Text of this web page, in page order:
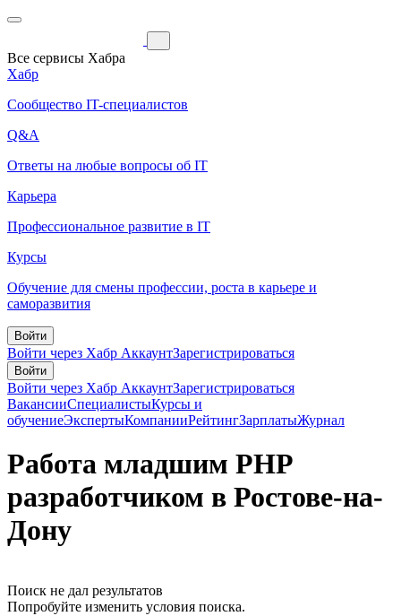
Все сервисы Хабра
Хабр
Сообщество IT-специалистов
Q&A
Ответы на любые вопросы об IT
Карьера
Профессиональное развитие в IT
Курсы
Обучение для смены профессии, роста в карьере и
саморазвития
Войти
Войти через Хабр АккаунтЗарегистрироваться
Войти
Войти через Хабр АккаунтЗарегистрироваться
ВакансииСпециалистыКурсы и
обучениеЭкспертыКомпанииРейтингЗарплатыЖурнал
Работа младшим PHP
разработчиком в Ростове-на-
Дону
Поиск не дал результатов
Попробуйте изменить условия поиска.